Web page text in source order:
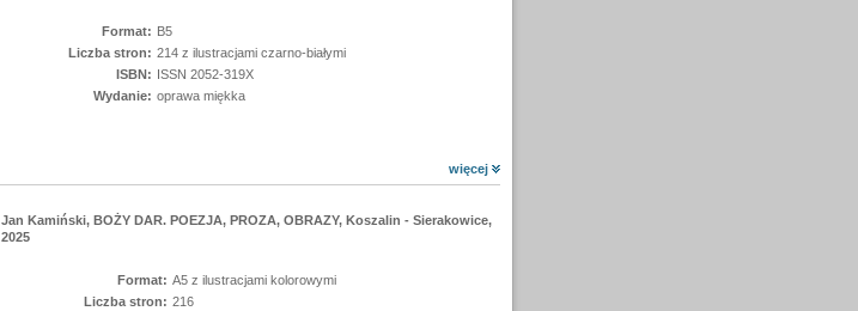
Format: B5
Liczba stron: 214 z ilustracjami czarno-białymi
ISBN: ISSN 2052-319X
Wydanie: oprawa miękka
więcej
Jan Kamiński, BOŻY DAR. POEZJA, PROZA, OBRAZY, Koszalin - Sierakowice,
2025
Format: A5 z ilustracjami kolorowymi
Liczba stron: 216